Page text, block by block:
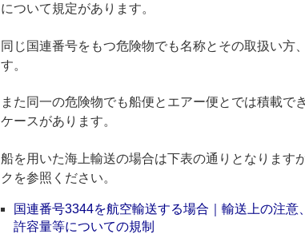
について規定があります。
同じ国連番号をもつ危険物でも名称とその取扱い方
す。
また同一の危険物でも船便とエアー便とでは積載で
ケースがあります。
船を用いた海上輸送の場合は下表の通りとなります
クを参照ください。
国連番号3344を航空輸送する場合｜輸送上の注
許容量等についての規制